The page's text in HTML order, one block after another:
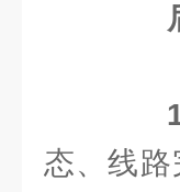
态、线